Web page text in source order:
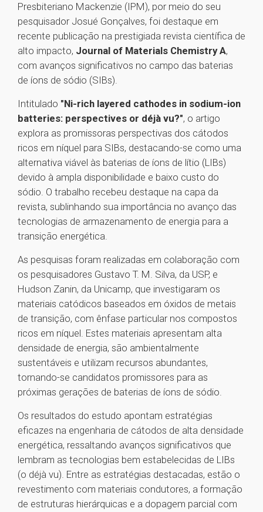
Presbiteriano Mackenzie (IPM), por meio do seu
pesquisador Josué Gonçalves, foi destaque em
recente publicação na prestigiada revista científica de
alto impacto, Journal of Materials Chemistry A,
com avanços significativos no campo das baterias
de íons de sódio (SIBs).
Intitulado "Ni-rich layered cathodes in sodium-ion
batteries: perspectives or déjà vu?", o artigo
explora as promissoras perspectivas dos cátodos
ricos em níquel para SIBs, destacando-se como uma
alternativa viável às baterias de íons de lítio (LIBs)
devido à ampla disponibilidade e baixo custo do
sódio. O trabalho recebeu destaque na capa da
revista, sublinhando sua importância no avanço das
tecnologias de armazenamento de energia para a
transição energética.
As pesquisas foram realizadas em colaboração com
os pesquisadores Gustavo T. M. Silva, da USP, e
Hudson Zanin, da Unicamp, que investigaram os
materiais catódicos baseados em óxidos de metais
de transição, com ênfase particular nos compostos
ricos em níquel. Estes materiais apresentam alta
densidade de energia, são ambientalmente
sustentáveis e utilizam recursos abundantes,
tornando-se candidatos promissores para as
próximas gerações de baterias de íons de sódio.
Os resultados do estudo apontam estratégias
eficazes na engenharia de cátodos de alta densidade
energética, ressaltando avanços significativos que
lembram as tecnologias bem estabelecidas de LIBs
(o déjà vu). Entre as estratégias destacadas, estão o
revestimento com materiais condutores, a formação
de estruturas hierárquicas e a dopagem parcial com